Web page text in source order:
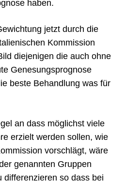
haben.
jetzt durch die
Kommission
diejenigen die auch ohne
Genesungsprognose
beste Behandlung was für
an dass möglichst viele
erzielt werden sollen, wie
vorschlägt, wäre
genannten Gruppen
differenzieren so dass bei